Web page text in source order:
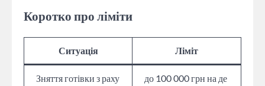
Коротко про ліміти
Ситуація Ліміт
Зняття готівки з раху
до 100 000 грн на де